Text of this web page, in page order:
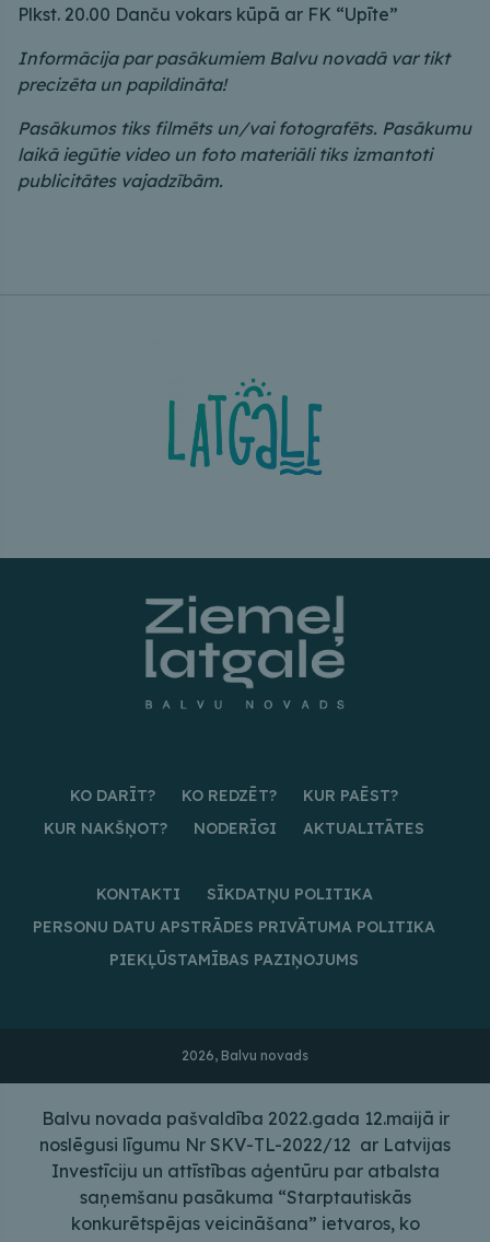
Plkst. 20.00 Danču vokars kūpā ar FK “Upīte”
Informācija par pasākumiem Balvu novadā var tikt
precizēta un papildināta!
Pasākumos tiks filmēts un/vai fotografēts. Pasākumu
laikā iegūtie video un foto materiāli tiks izmantoti
publicitātes vajadzībām.
KO DARĪT? KO REDZĒT?
KUR PAĒST?
KUR NAKŠŅOT?
NODERĪGI AKTUALITĀTES
KONTAKTI
SĪKDATŅU POLITIKA
PERSONU DATU APSTRĀDES PRIVĀTUMA POLITIKA
PIEKĻŪSTAMĪBAS PAZIŅOJUMS
2026, Balvu novads
Balvu novada pašvaldība 2022.gada 12.maijā ir
noslēgusi līgumu Nr SKV-TL-2022/12 ar Latvijas
Investīciju un attīstības aģentūru par atbalsta
saņemšanu pasākuma “Starptautiskās
konkurētspējas veicināšana” ietvaros, ko